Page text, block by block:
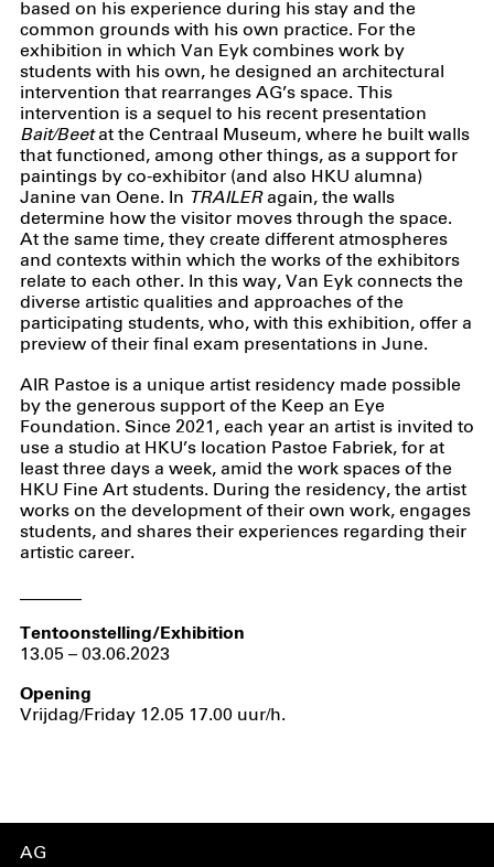
based on his experience during his stay and the
common grounds with his own practice. For the
exhibition in which Van Eyk combines work by
students with his own, he designed an architectural
intervention that rearranges AG’s space. This
intervention is a sequel to his recent presentation
Bait/Beetat the Centraal Museum, where he built walls
that functioned, among other things, as a support for
paintings by co-exhibitor (and also HKU alumna)
Janine van Oene. In TRAILERagain, the walls
determine how the visitor moves through the space.
At the same time, they create different atmospheres
and contexts within which the works of the exhibitors
relate to each other. In this way, Van Eyk connects the
diverse artistic qualities and approaches of the
participating students, who, with this exhibition, offer a
preview of their final exam presentations in June.
AIR Pastoe is a unique artist residency made possible
by the generous support of the Keep an Eye
Foundation. Since 2021, each year an artist is invited to
use a studio at HKU’s location Pastoe Fabriek, for at
least three days a week, amid the work spaces of the
HKU Fine Art students. During the residency, the artist
works on the development of their own work, engages
students, and shares their experiences regarding their
artistic career.
Tentoonstelling/Exhibition
13.05 – 03.06.2023
Opening
Vrijdag/Friday 12.05 17.00 uur/h.
AG